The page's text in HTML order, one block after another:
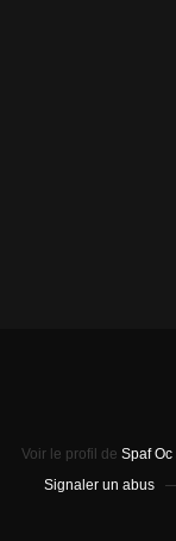
Voir le profil de Spaf Oc
Signaler un abus